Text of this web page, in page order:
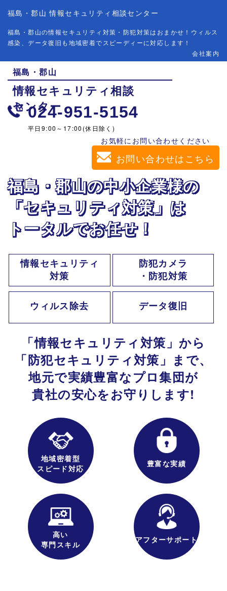
福島・郡山 情報セキュリティ相談センター
福島・郡山の情報セキュリティ対策・防犯対策はおまかせ！ウィルス
感染、データ復旧も地域密着でスピーディーに対応します！
会社案内
福島・郡山
情報セキュリティ相談
センター
024-951-5154
平日9:00～17:00(休日除く)
お気軽にお問い合わせください
お問い合わせはこちら
福島・郡山の中小企業様の
「セキュリティ対策」 は
トータルでお任せ！
情報セキュリティ
対策
防犯カメラ
・防犯対策
ウィルス除去 データ復旧
「情報セキュリティ対策」 から
「防犯セキュリティ対策」 まで、
地元で実績豊富なプロ集団が
貴社の安心をお守りします!
地域密着型
スピード対応
豊富な実績
高い
専門スキル
アフターサポート